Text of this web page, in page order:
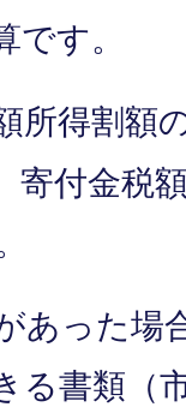
です。
所得割額
寄付金税
あった場
る書類（